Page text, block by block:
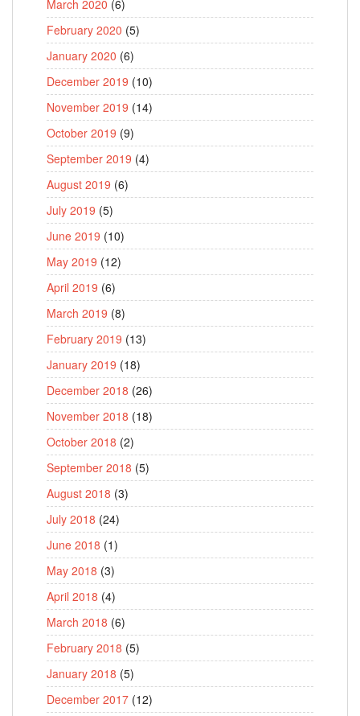
March 2020 (6)
February 2020 (5)
January 2020 (6)
December 2019 (10)
November 2019 (14)
October 2019 (9)
September 2019 (4)
August 2019 (6)
July 2019 (5)
June 2019 (10)
May 2019 (12)
April 2019 (6)
March 2019 (8)
February 2019 (13)
January 2019 (18)
December 2018 (26)
November 2018 (18)
October 2018 (2)
September 2018 (5)
August 2018 (3)
July 2018 (24)
June 2018 (1)
May 2018 (3)
April 2018 (4)
March 2018 (6)
February 2018 (5)
January 2018 (5)
December 2017 (12)